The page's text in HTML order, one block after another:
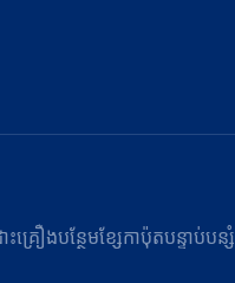
ះ​គ្រឿងបន្ថែមខ្សែកាប៉ុត​បន្ទាប់បន្សំ